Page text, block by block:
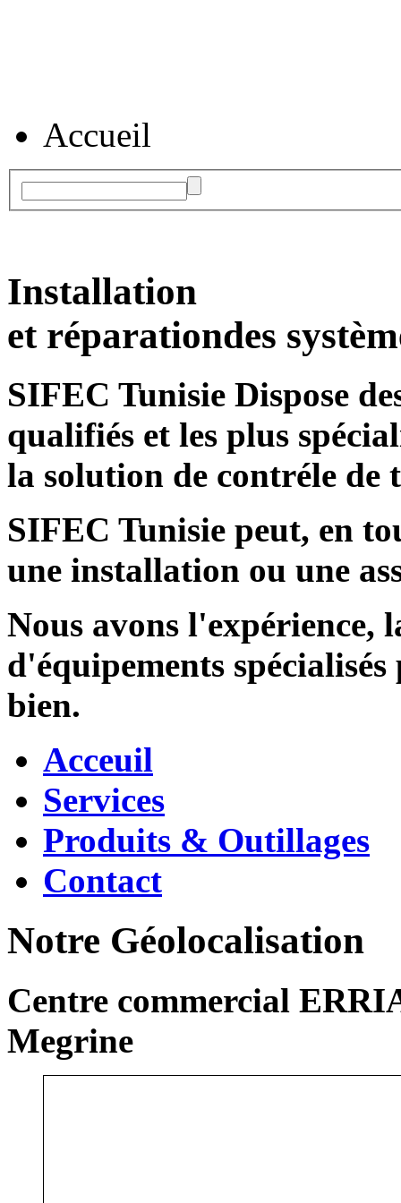
Accueil
Installation
et réparationdes
SIFEC Tunisie Dispose
qualifiés et les plus
la solution de contréle de
SIFEC Tunisie peut, en
une installation ou une
Nous avons l'expérience,
d'équipements
bien.
Acceuil
Services
Produits & Outillages
Contact
Notre Géolocalisation
Centre commercial
Megrine